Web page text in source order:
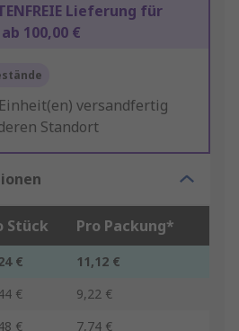
Lieferung für
100,00 €
Einheit(en) versandfertig
Standort
Stück Pro Packung*
€
11,12 €
€
9,22 €
€
7,74 €